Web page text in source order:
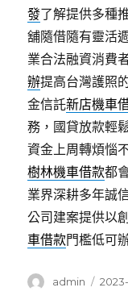
發了解提供多種
舖隨借隨有靈活
業合法融資消費
辦提高台灣護照
金信託新店機車
務，國貸放款輕
資金上周轉煩惱
樹林機車借款都
業界深耕多年誠
公司建案提供以
車借款門檻低可
作
admin
發